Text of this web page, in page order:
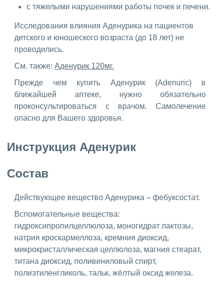
с тяжелыми нарушениями работы почек и печени.
Исследования влияния Аденурика на пациентов
детского и юношеского возраста (до 18 лет) не
проводились.
См. также: Аденурик 120мг.
Прежде чем купить Аденурик (Adenuric) в
ближайшей аптеке, нужно обязательно
проконсультироваться с врачом. Самолечение
опасно для Вашего здоровья.
Инструкция Аденурик
Состав
Действующее вещество Аденурика – фебуксостат.
Вспомогательные вещества:
гидроксипропилцеллюлоза, моногидрат лактозы,
натрия кроскармеллоза, кремния диоксид,
микрокристаллическая целлюлоза, магния стеарат,
титана диоксид, поливиниловый спирт,
полиэтиленгликоль, тальк, жёлтый оксид железа.